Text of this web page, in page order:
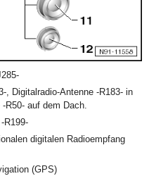
, Digitalradio-Antenne -R183- in
R50- auf dem Dach.
R199-
digitalen Radioempfang
(GPS)